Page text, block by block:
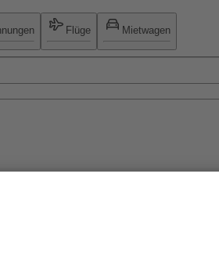
Flüge Mietwagen